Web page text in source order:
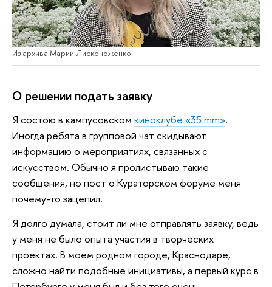
Из архива Марии Лисконоженко
О решении подать заявку
Я состою в кампусовском киноклубе «35 mm».
Иногда ребята в групповой чат скидывают
информацию о мероприятиях, связанных с
искусством. Обычно я пролистываю такие
сообщения, но пост о Кураторском форуме меня
почему-то зацепил.
Я долго думала, стоит ли мне отправлять заявку, ведь
у меня не было опыта участия в творческих
проектах. В моем родном городе, Краснодаре,
сложно найти подобные инициативы, а первый курс в